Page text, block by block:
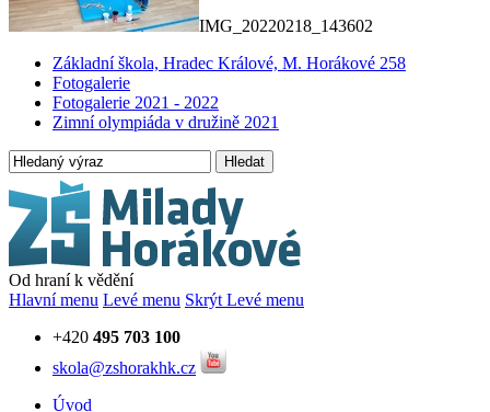
IMG_20220218_143602
Základní škola, Hradec Králové, M. Horákové 258
Fotogalerie
Fotogalerie 2021 - 2022
Zimní olympiáda v družině 2021
Hledat
Od hraní k vědění
Hlavní menu Levé menu Skrýt Levé menu
+420 495 703 100
skola@zshorakhk.cz
Úvod